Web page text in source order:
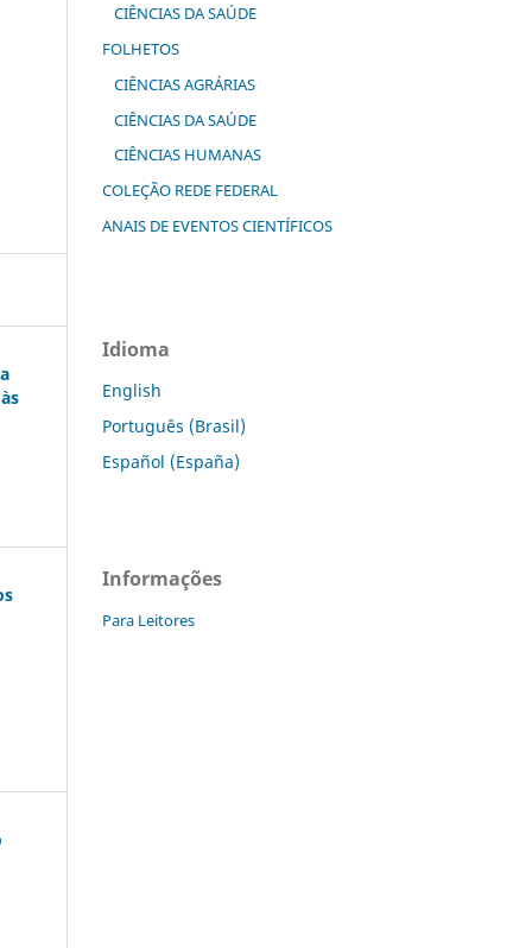
CIÊNCIAS DA SAÚDE
FOLHETOS
CIÊNCIAS AGRÁRIAS
CIÊNCIAS DA SAÚDE
CIÊNCIAS HUMANAS
COLEÇÃO REDE FEDERAL
ANAIS DE EVENTOS CIENTÍFICOS
Idioma
English
Português (Brasil)
Español (España)
Informações
Para Leitores